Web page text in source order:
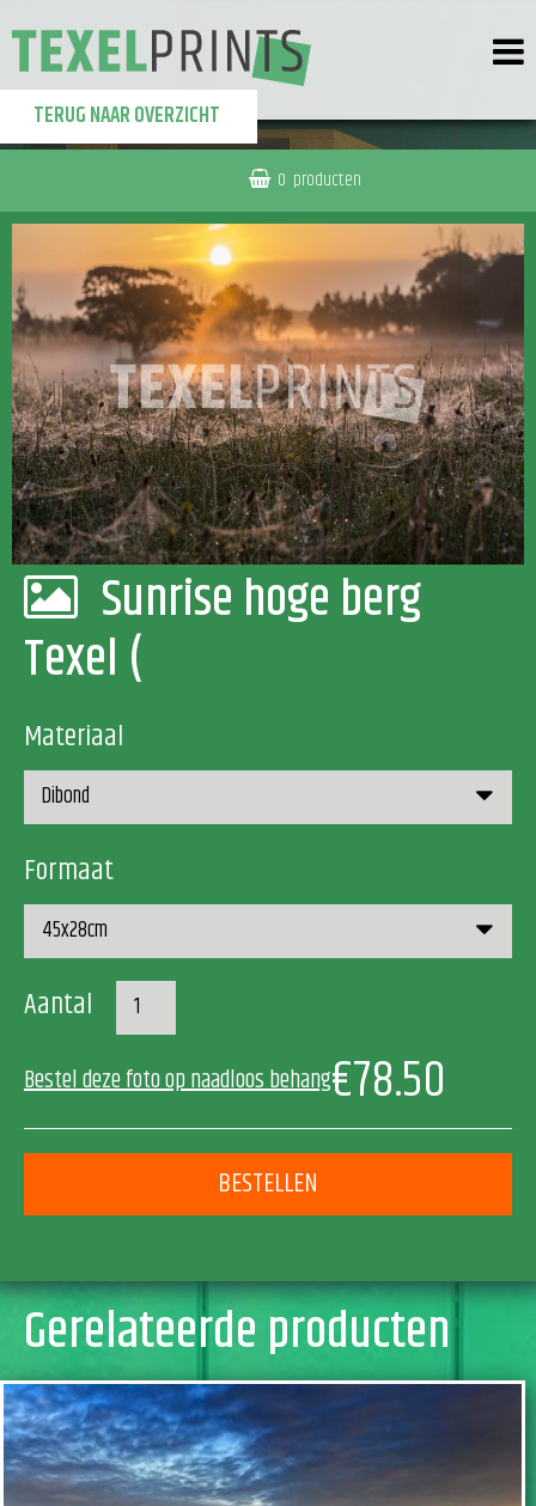
0 producten
TERUG NAAR OVERZICHT
Sunrise hoge berg
Texel (
Materiaal
Formaat
Aantal
Bestel deze foto op naadloos behang€78.50
BESTELLEN
Gerelateerde producten